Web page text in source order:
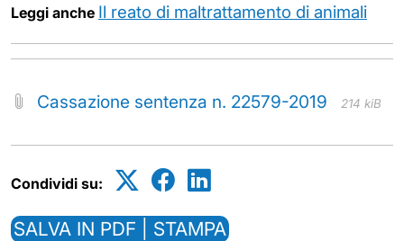
Leggi anche Il reato di maltrattamento di animali
Cassazione sentenza n. 22579-2019 214 kiB
Condividi su:
SALVA IN PDF | STAMPA